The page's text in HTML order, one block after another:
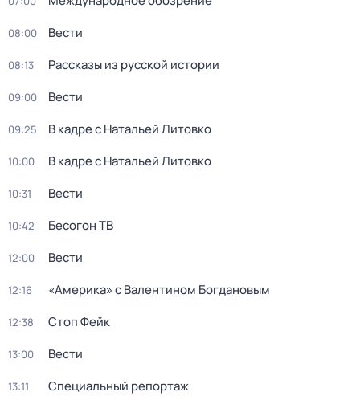
08:00 Вести
08:13 Рассказы из русской истории
09:00 Вести
09:25 В кадре с Натальей Литовко
10:00 В кадре с Натальей Литовко
10:31 Вести
10:42 Бесогон ТВ
12:00 Вести
12:16 «Америка» с Валентином Богдановым
12:38 Стоп Фейк
13:00 Вести
13:11 Специальный репортаж